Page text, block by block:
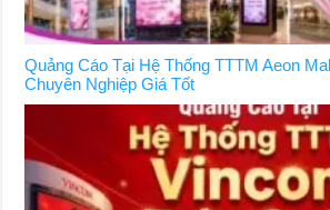
Quảng Cáo Tại Hệ Thống TTTM Aeon
Chuyên Nghiệp Giá Tốt